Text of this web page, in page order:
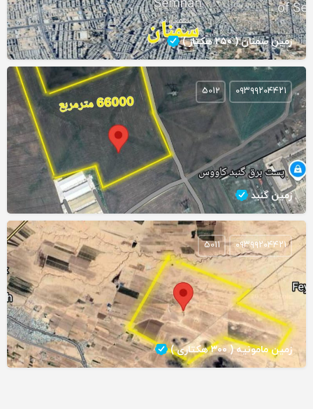
زمین سمنان ( ۲۵۰ هکتار )
زمین گنبد
۰۹۳۹۹۲۰۴۴۲۱ 5012
زمین مامونیه ( ۳۰۰ هکتاری )
۰۹۳۹۹۲۰۴۴۲۱ 5011